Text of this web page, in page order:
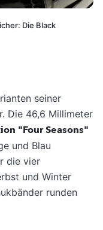
Die Black
seiner
Die 46,6 Millimeter
"Four Seasons"
und Blau
die vier
und Winter
runden